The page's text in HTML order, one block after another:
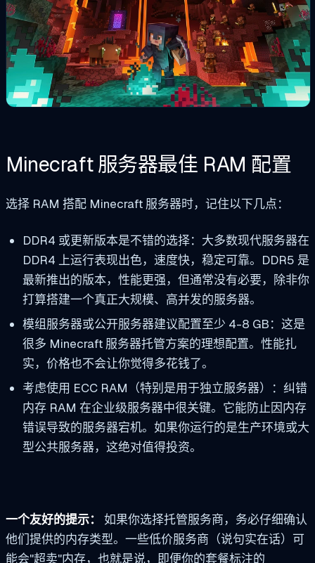
Minecraft 服务器最佳 RAM 配置
选择 RAM 搭配 Minecraft 服务器时，记住以下几点：
DDR4 或更新版本是不错的选择：大多数现代服务器在
DDR4 上运行表现出色，速度快，稳定可靠。DDR5 是
最新推出的版本，性能更强，但通常没有必要，除非你
打算搭建一个真正大规模、高并发的服务器。
模组服务器或公开服务器建议配置至少 4-8 GB：这是
很多 Minecraft 服务器托管方案的理想配置。性能扎
实，价格也不会让你觉得多花钱了。
考虑使用 ECC RAM（特别是用于独立服务器）：纠错
内存 RAM 在企业级服务器中很关键。它能防止因内存
错误导致的服务器宕机。如果你运行的是生产环境或大
型公共服务器，这绝对值得投资。
一个友好的提示：
如果你选择托管服务商，务必仔细确认
他们提供的内存类型。一些低价服务商（说句实在话）可
能会"超卖"内存，也就是说，即便你的套餐标注的